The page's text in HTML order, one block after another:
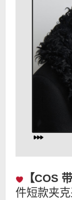
【COS
件短款夹